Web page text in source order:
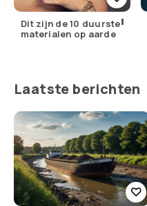
Dit zijn de 10 duurste
materialen op aarde
Laatste berichten